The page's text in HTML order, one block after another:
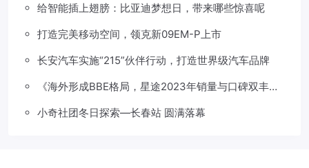
给智能插上翅膀：比亚迪梦想日，带来哪些惊喜呢
打造完美移动空间，领克新09EM-P上市
长安汽车实施“215”伙伴行动，打造世界级汽车品牌
《海外形成BBE格局，星途2023年销量与口碑双丰
小奇社团冬日探索—长春站 圆满落幕